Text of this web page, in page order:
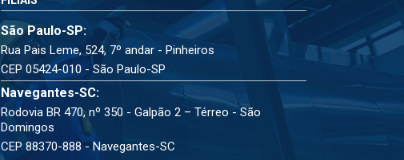
São Paulo-SP:
Rua Pais Leme, 524, 7º andar - Pinheiros
CEP 05424-010 - São Paulo-SP
Navegantes-SC:
Rodovia BR 470, nº 350 - Galpão 2 – Térreo - São
Domingos
CEP 88370-888 - Navegantes-SC